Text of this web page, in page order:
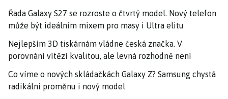
Řada Galaxy S27 se rozroste o čtvrtý model. Nový telefon
může být ideálním mixem pro masy i Ultra elitu
Nejlepším 3D tiskárnám vládne česká značka. V
porovnání vítězí kvalitou, ale levná rozhodně není
Co víme o nových skládačkách Galaxy Z? Samsung chystá
radikální proměnu i nový model